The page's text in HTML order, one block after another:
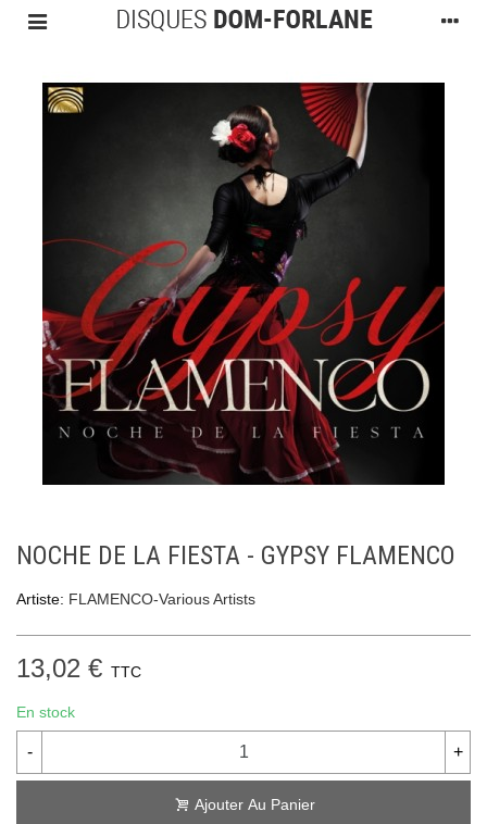
NOCHE DE LA FIESTA - GYPSY FLAMENCO
Artiste: FLAMENCO-Various Artists
13,02 € TTC
En stock
- +
Ajouter Au Panier